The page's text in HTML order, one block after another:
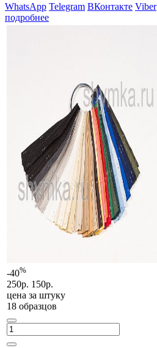
WhatsApp Telegram ВКонтакте Viber
подробнее
-40%
250р. 150р.
цена за штуку
18 образцов